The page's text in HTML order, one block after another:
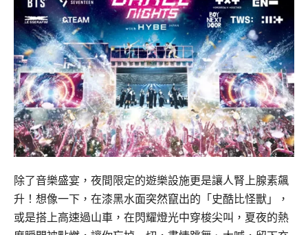
除了音樂盛宴，夜間限定的遊樂設施更是讓人腎上腺素飆
升！想像一下，在漆黑水面突然竄出的「史酷比怪獸」，
或是搭上高速過山車，在閃耀燈光中穿梭尖叫，夏夜的熱